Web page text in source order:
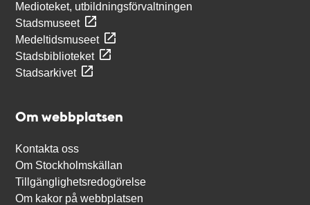
Medioteket, utbildningsförvaltningen
Stadsmuseet
Medeltidsmuseet
Stadsbiblioteket
Stadsarkivet
Om webbplatsen
Kontakta oss
Om Stockholmskällan
Tillgänglighetsredogörelse
Om kakor på webbplatsen